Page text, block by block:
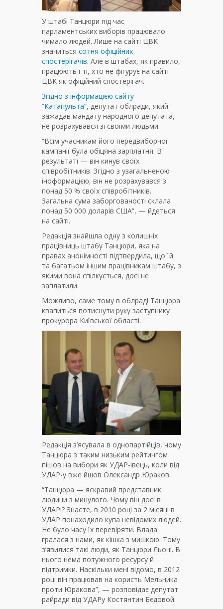
У штабі Танцюри під час
парламентських виборів працювало
чимало людей. Лише на сайті ЦВК
значиться сотня офіційних
спостерігачів. Але в штабах, як правило,
працюють і ті, хто не фігурує на сайті
ЦВК як офіційний спостерігач.
Згідно з інформацією сайту
“Катапульта”, депутат облради, який
зажадав мандату народного депутата,
не розрахувався зі своїми людьми.
“Всім учасникам його передвиборчої
кампанії була обіцяна зарплатня. В
результаті — він кинув своїх
співробітників. Згідно з узагальненою
іноформацією, він не розрахувався з
понад 50 % своїх співробітників.
Загальна сума заборгованості склала
понад 50 000 доларів США”, — йдеться
на сайті.
Редакція знайшла одну з колишніх
працівниць штабу Танцюри, яка на
правах анонімності підтвердила, що їй
та багатьом іншим працівникам штабу, з
якими вона спілкується, досі не
заплатили.
Можливо, саме тому в облраді Танцюра
квапиться потиснути руку заступнику
прокурора Київської області.
Редакція з’ясувала в однопартійців, чому
Танцюра з таким низьким рейтингом
пішов на вибори як УДАР-івець, коли від
УДАР-у вже йшов Олександр Юраков.
“Танцюра — яскравий представник
людини з минулого. Чому він досі в
УДАРі? Знаєте, в 2010 році за 2 місяці в
УДАР понаходило купа невідомих людей.
Не було часу їх перевіряти. Влада
гралася з нами, як кішка з мишкою. Тому
з’явилися такі люди, як Танцюри Льоні. В
нього нема потужного ресурсу й
підтримки. Наскільки мені відомо, в 2012
році він працював на користь Мельника
проти Юракова”, — розповідає депутат
райради від УДАРу Костянтин Бєдовой.